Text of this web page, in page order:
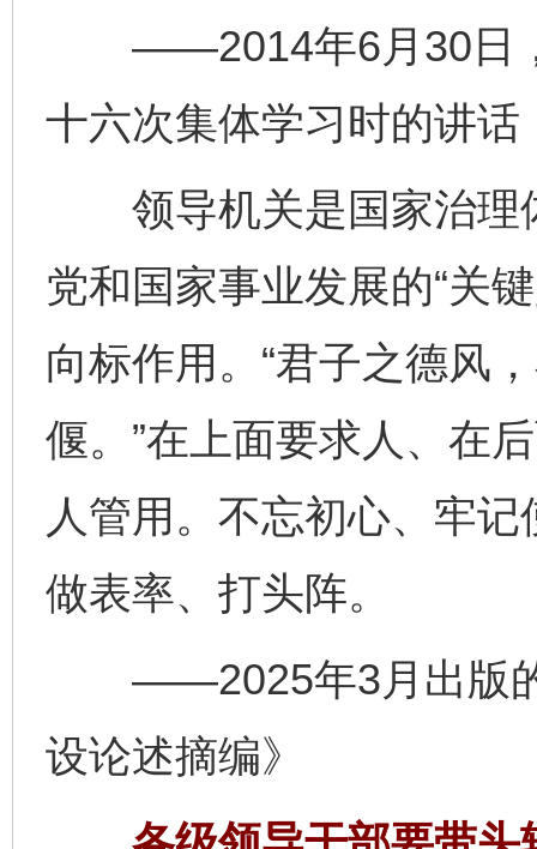
——2014年6月30日，
十六次集体学习时的讲话
领导机关是国家治理
党和国家事业发展的“关
向标作用。“君子之德风
偃。”在上面要求人、在
人管用。不忘初心、牢
做表率、打头阵。
——2025年3月出版的
设论述摘编》